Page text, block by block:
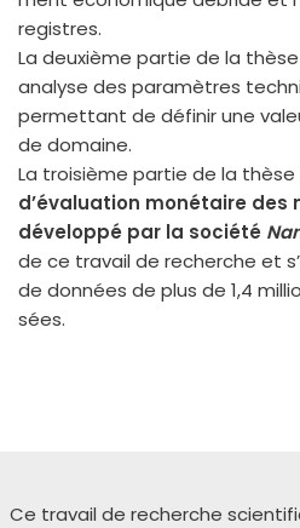
registres.
La deuxième par­tie de la
ana­lyse des para­mètres
per­met­tant de défi­nir une
de domaine.
La troi­sième par­tie de la
d’évaluation moné­taire des
déve­lop­pé par la socié­té
de ce tra­vail de recherche et
de don­nées de plus de 1,4
sées.
Ce tra­vail de recherche